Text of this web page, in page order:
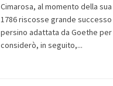
Cimarosa, al momento della
1786 riscosse grande
persino adattata da Goethe per
considerò, in seguito,...